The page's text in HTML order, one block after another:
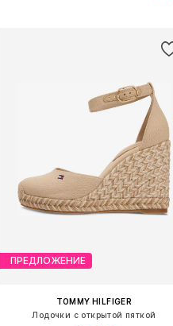
ПРЕДЛОЖЕНИЕ
TOMMY HILFIGER
Лодочки с открытой пяткой